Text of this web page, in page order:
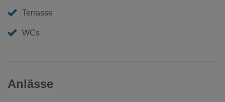
Terrasse
WCs
Anlässe